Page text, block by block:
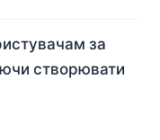
за
створювати